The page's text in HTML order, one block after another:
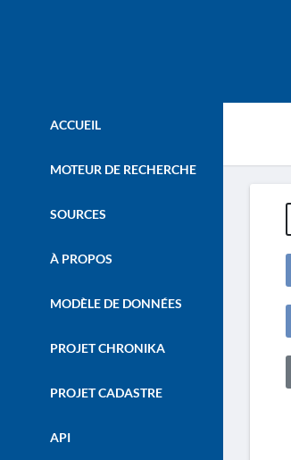
ACCUEIL
MOTEUR DE RECHERCHE
SOURCES
À PROPOS
MODÈLE DE DONNÉES
PROJET CHRONIKA
PROJET CADASTRE
API